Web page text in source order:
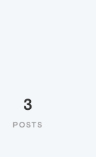
3
POSTS